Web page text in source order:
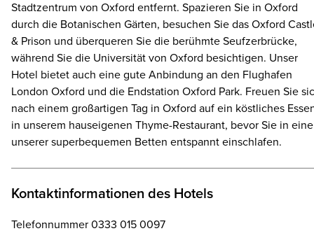
Stadtzentrum von Oxford entfernt. Spazieren Sie in Oxford
durch die Botanischen Gärten, besuchen Sie das Oxford
& Prison und überqueren Sie die berühmte Seufzerbrücke,
während Sie die Universität von Oxford besichtigen. Unser
Hotel bietet auch eine gute Anbindung an den Flughafen
London Oxford und die Endstation Oxford Park. Freuen Sie
nach einem großartigen Tag in Oxford auf ein köstliches
in unserem hauseigenen Thyme-Restaurant, bevor Sie in
unserer superbequemen Betten entspannt einschlafen.
Kontaktinformationen des Hotels
Telefonnummer 0333 015 0097